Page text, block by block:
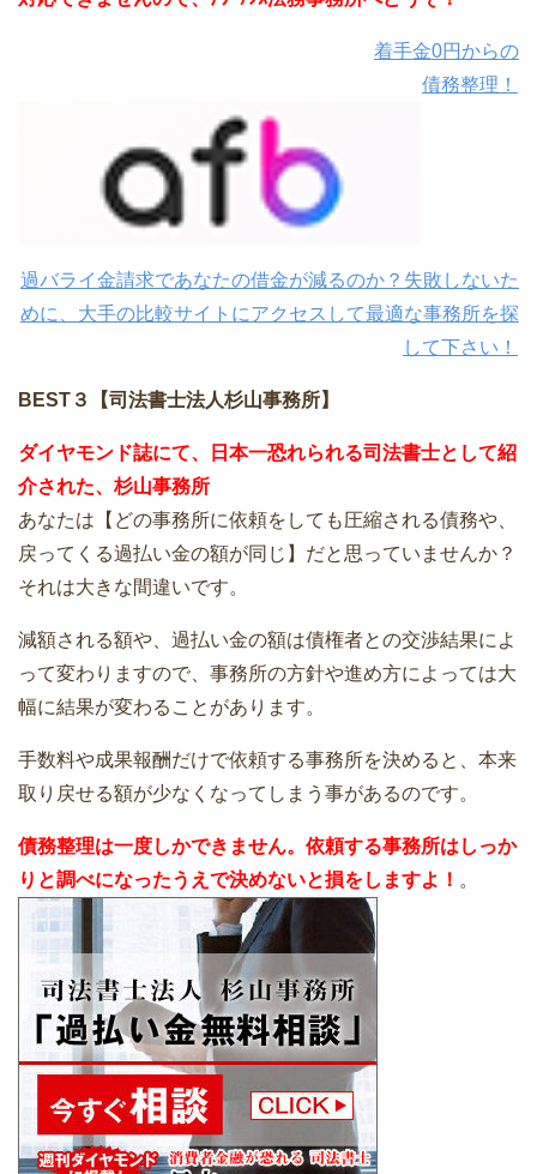
着手金0円からの
債務整理！
過バライ金請求であなたの借金が減るのか？失敗しないた
めに、大手の比較サイトにアクセスして最適な事務所を探
して下さい！
BEST３【司法書士法人杉山事務所】
ダイヤモンド誌にて、日本一恐れられる司法書士として紹
介された、杉山事務所
あなたは【どの事務所に依頼をしても圧縮される債務や、
戻ってくる過払い金の額が同じ】だと思っていませんか？
それは大きな間違いです。
減額される額や、過払い金の額は債権者との交渉結果によ
って変わりますので、事務所の方針や進め方によっては大
幅に結果が変わることがあります。
手数料や成果報酬だけで依頼する事務所を決めると、本来
取り戻せる額が少なくなってしまう事があるのです。
債務整理は一度しかできません。依頼する事務所はしっか
りと調べになったうえで決めないと損をしますよ！ 。